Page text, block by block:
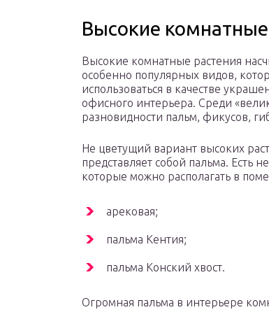
Высокие комнатные
Высокие комнатные растения
особенно популярных видов,
использоваться в качестве
офисного интерьера. Среди
разновидности пальм, фикусов,
Не цветущий вариант высоких
представляет собой пальма. Есть
которые можно располагать в
арековая;
пальма Кентия;
пальма Конский хвост.
Огромная пальма в интерьере